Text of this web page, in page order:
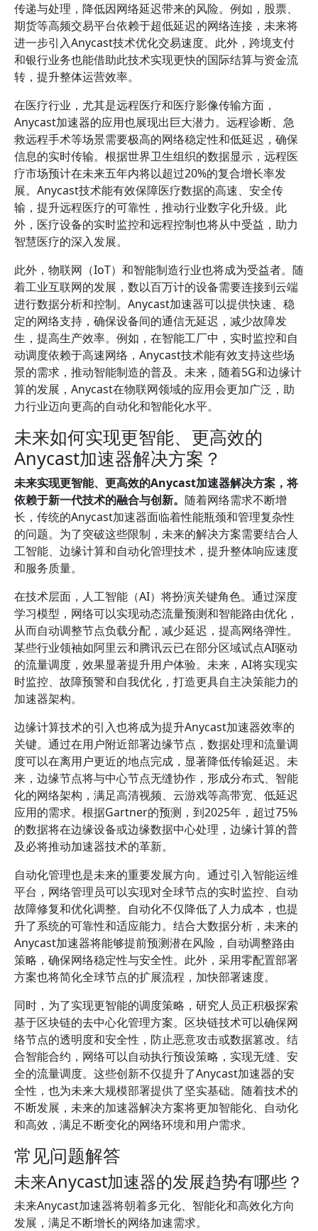
传递与处理，降低因网络延迟带来的风险。例如，股票、
期货等高频交易平台依赖于超低延迟的网络连接，未来将
进一步引入Anycast技术优化交易速度。此外，跨境支付
和银行业务也能借助此技术实现更快的国际结算与资金流
转，提升整体运营效率。
在医疗行业，尤其是远程医疗和医疗影像传输方面，
Anycast加速器的应用也展现出巨大潜力。远程诊断、急
救远程手术等场景需要极高的网络稳定性和低延迟，确保
信息的实时传输。根据世界卫生组织的数据显示，远程医
疗市场预计在未来五年内将以超过20%的复合增长率发
展。Anycast技术能有效保障医疗数据的高速、安全传
输，提升远程医疗的可靠性，推动行业数字化升级。此
外，医疗设备的实时监控和远程控制也将从中受益，助力
智慧医疗的深入发展。
此外，物联网（IoT）和智能制造行业也将成为受益者。随
着工业互联网的发展，数以百万计的设备需要连接到云端
进行数据分析和控制。Anycast加速器可以提供快速、稳
定的网络支持，确保设备间的通信无延迟，减少故障发
生，提高生产效率。例如，在智能工厂中，实时监控和自
动调度依赖于高速网络，Anycast技术能有效支持这些场
景的需求，推动智能制造的普及。未来，随着5G和边缘计
算的发展，Anycast在物联网领域的应用会更加广泛，助
力行业迈向更高的自动化和智能化水平。
未来如何实现更智能、更高效的
Anycast加速器解决方案？
未来实现更智能、更高效的Anycast加速器解决方案，将
依赖于新一代技术的融合与创新。 随着网络需求不断增
长，传统的Anycast加速器面临着性能瓶颈和管理复杂性
的问题。为了突破这些限制，未来的解决方案需要结合人
工智能、边缘计算和自动化管理技术，提升整体响应速度
和服务质量。
在技术层面，人工智能（AI）将扮演关键角色。通过深度
学习模型，网络可以实现动态流量预测和智能路由优化，
从而自动调整节点负载分配，减少延迟，提高网络弹性。
某些行业领袖如阿里云和腾讯云已在部分区域试点AI驱动
的流量调度，效果显著提升用户体验。未来，AI将实现实
时监控、故障预警和自我优化，打造更具自主决策能力的
加速器架构。
边缘计算技术的引入也将成为提升Anycast加速器效率的
关键。通过在用户附近部署边缘节点，数据处理和流量调
度可以在离用户更近的地点完成，显著降低传输延迟。未
来，边缘节点将与中心节点无缝协作，形成分布式、智能
化的网络架构，满足高清视频、云游戏等高带宽、低延迟
应用的需求。根据Gartner的预测，到2025年，超过75%
的数据将在边缘设备或边缘数据中心处理，边缘计算的普
及必将推动加速器技术的革新。
自动化管理也是未来的重要发展方向。通过引入智能运维
平台，网络管理员可以实现对全球节点的实时监控、自动
故障修复和优化调整。自动化不仅降低了人力成本，也提
升了系统的可靠性和适应能力。结合大数据分析，未来的
Anycast加速器将能够提前预测潜在风险，自动调整路由
策略，确保网络稳定性与安全性。此外，采用零配置部署
方案也将简化全球节点的扩展流程，加快部署速度。
同时，为了实现更智能的调度策略，研究人员正积极探索
基于区块链的去中心化管理方案。区块链技术可以确保网
络节点的透明度和安全性，防止恶意攻击或数据篡改。结
合智能合约，网络可以自动执行预设策略，实现无缝、安
全的流量调度。这些创新不仅提升了Anycast加速器的安
全性，也为未来大规模部署提供了坚实基础。随着技术的
不断发展，未来的加速器解决方案将更加智能化、自动化
和高效，满足不断变化的网络环境和用户需求。
常见问题解答
未来Anycast加速器的发展趋势有哪些？
未来Anycast加速器将朝着多元化、智能化和高效化方向
发展，满足不断增长的网络加速需求。